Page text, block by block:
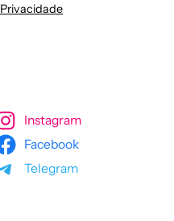
Privacidade
Instagram
Facebook
Telegram